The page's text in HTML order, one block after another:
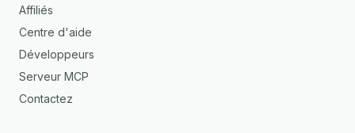
Affiliés
Centre d'aide
Développeurs
Serveur MCP
Contactez